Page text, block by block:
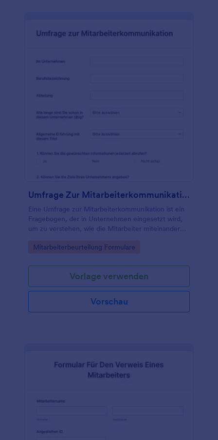
Umfrage Zur Mitarbeiterkommunikation
Eine Umfrage zur Mitarbeiterkommunikation ist ein
Fragebogen, der in Unternehmen eingesetzt wird,
um zu verstehen, wie die Mitarbeiter miteinander
Go to Category:
Mitarbeiterbeurteilung Formulare
Vorlage verwenden
Vorschau